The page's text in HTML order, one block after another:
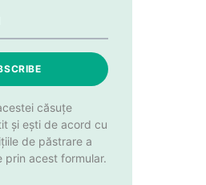
căsuțe
și ești de acord cu
de păstrare a
prin acest formular.